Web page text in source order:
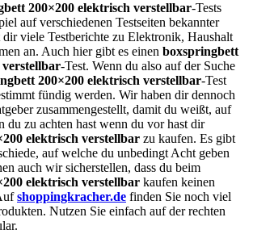
200×200 elektrisch verstellbar-Tests
auf verschiedenen Testseiten bekannter
viele Testberichte zu Elektronik, Haushalt
an. Auch hier gibt es einen boxspringbett
verstellbar-Test. Wenn du also auf der Suche
200×200 elektrisch verstellbar-Test
fündig werden. Wir haben dir dennoch
zusammengestellt, damit du weißt, auf
du zu achten hast wenn du vor hast dir
elektrisch verstellbar zu kaufen. Es gibt
auf welche du unbedingt Acht geben
auch wir sicherstellen, dass du beim
elektrisch verstellbar kaufen keinen
shoppingkracher.de finden Sie noch viel
Nutzen Sie einfach auf der rechten